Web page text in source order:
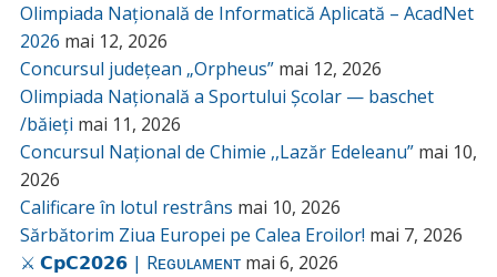
Olimpiada Națională de Informatică Aplicată – AcadNet
2026 mai 12, 2026
Concursul județean „Orpheus” mai 12, 2026
Olimpiada Națională a Sportului Școlar — baschet
/băieți mai 11, 2026
Concursul Național de Chimie ,,Lazăr Edeleanu” mai 10,
2026
Calificare în lotul restrâns mai 10, 2026
Sărbătorim Ziua Europei pe Calea Eroilor! mai 7, 2026
⚔️ 𝗖𝗽𝗖𝟮𝟬𝟮𝟲 | Rᴇɢᴜʟᴀᴍᴇɴᴛ mai 6, 2026